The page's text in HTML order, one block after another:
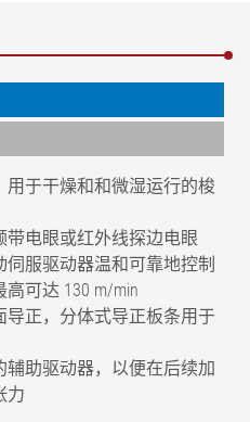
于干燥和和微湿运行的梭
电眼或红外线探边电眼
服驱动器温和可靠地控制
可达 130 m/min
正，分体式导正板条用于
助驱动器，以便在后续加
力